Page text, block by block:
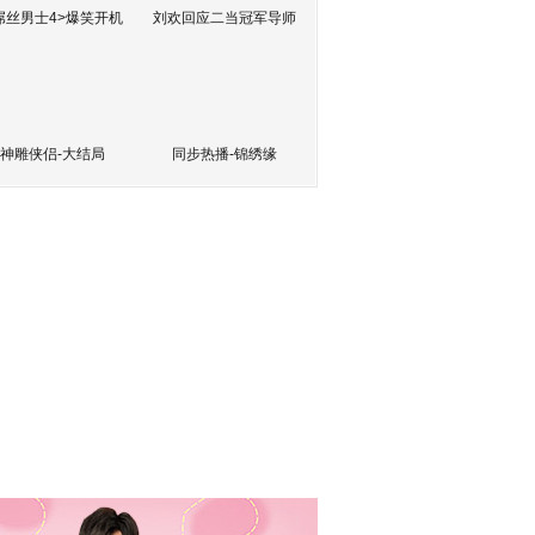
丝男士4>爆笑开机 刘欢回应二当冠军导师
神雕侠侣-大结局 同步热播-锦绣缘